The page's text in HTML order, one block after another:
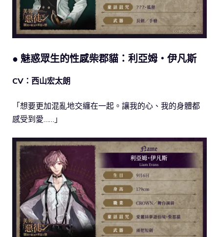
● 魅惑眾生的性感柴郡貓：利亞姆・伊凡斯
CV：西山宏太朗
「想要更加混亂地交纏在一起。讓我的心、我的身體都
感受到愛……」